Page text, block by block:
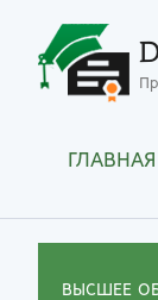
ГЛАВНАЯ
ВЫСШЕЕ